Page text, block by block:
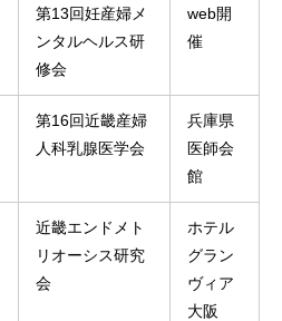
第13回妊産婦メ
ンタルヘルス研
修会
web開
催
第16回近畿産婦
人科乳腺医学会
兵庫県
医師会
館
近畿エンドメト
リオーシス研究
会
ホテル
グラン
ヴィア
大阪